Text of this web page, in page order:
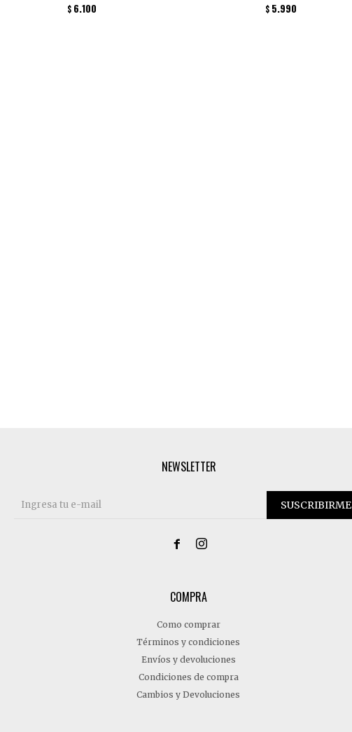
$ 6.100 $ 5.990
COMPRA
Como comprar
Términos y condiciones
Envíos y devoluciones
Condiciones de compra
Cambios y Devoluciones
NEWSLETTER
SUSCRIBIRME
 